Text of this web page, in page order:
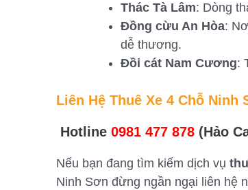
Thác Tà Lâm: Dòng
Đồng cừu An Hòa:
dễ thương.
Đồi cát Nam Cương:
Liên Hệ Thuê Xe 4 Chỗ Ninh
Hotline 0981 477 878 (Hảo
Nếu bạn đang tìm kiếm dịch vụ
Ninh Sơn đừng ngần ngại liên hệ